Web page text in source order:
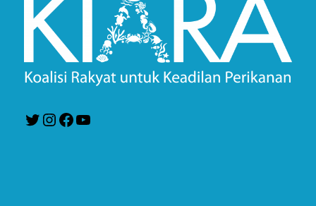
TwitterInstagram
Facebook